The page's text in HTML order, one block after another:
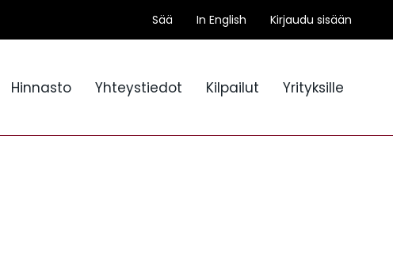
Sää In English Kirjaudu sisään
Hinnasto Yhteystiedot Kilpailut Yrityksille